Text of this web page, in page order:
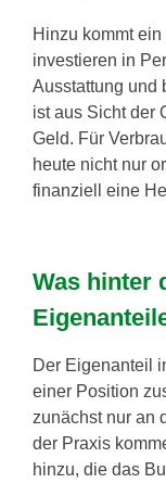
Hinzu kommt
investieren in
Ausstattung und
ist aus Sicht der
Geld. Für
heute nicht nur
finanziell eine
Was hinter
Der Eigenanteil
einer Position
zunächst nur an
der Praxis
hinzu, die das